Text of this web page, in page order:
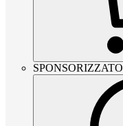
SPONSORIZZATO